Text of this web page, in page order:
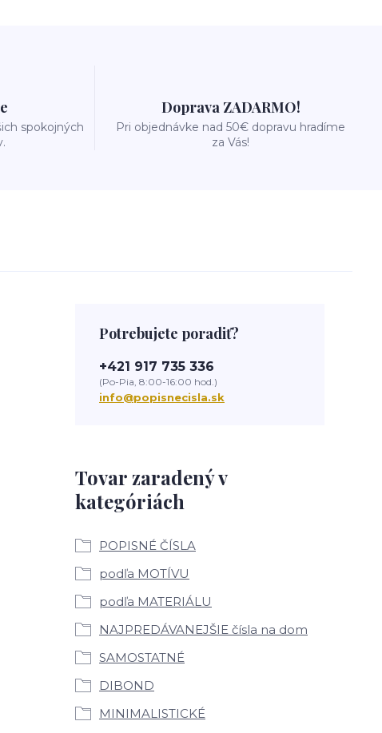
spokojných
Doprava ZADARMO!
Pri objednávke nad 50€ dopravu hradíme
za Vás!
Tovar zaradený v
kategóriách
POPISNÉ ČÍSLA
podľa MOTÍVU
podľa MATERIÁLU
NAJPREDÁVANEJŠIE čísla na dom
SAMOSTATNÉ
DIBOND
MINIMALISTICKÉ
Potrebujete poradiť?
+421 917 735 336
(Po-Pia, 8:00-16:00 hod.)
info@popisnecisla.sk